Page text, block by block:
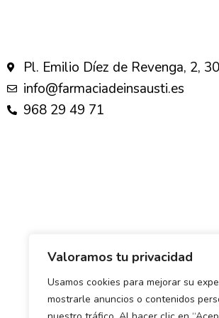
Valoramos tu privacidad
Usamos cookies para mejorar su
mostrarle anuncios o contenidos
Pl. Emilio Díez de Revenga, 2,
info@farmaciadeinsausti.es
968 29 49 71